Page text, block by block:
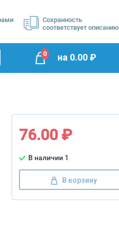
Сохранность
соответствует описанию
0 на 0.00₽
76.00 ₽
В наличии 1
В корзину